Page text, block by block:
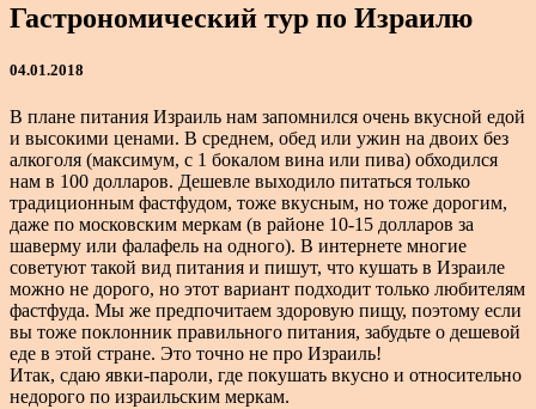
Гастрономический тур по Израилю
04.01.2018
В плане питания Израиль нам запомнился очень вкусной едой
и высокими ценами. В среднем, обед или ужин на двоих без
алкоголя (максимум, с 1 бокалом вина или пива) обходился
нам в 100 долларов. Дешевле выходило питаться только
традиционным фастфудом, тоже вкусным, но тоже дорогим,
даже по московским меркам (в районе 10-15 долларов за
шаверму или фалафель на одного). В интернете многие
советуют такой вид питания и пишут, что кушать в Израиле
можно не дорого, но этот вариант подходит только любителям
фастфуда. Мы же предпочитаем здоровую пищу, поэтому если
вы тоже поклонник правильного питания, забудьте о дешевой
еде в этой стране. Это точно не про Израиль!
Итак, сдаю явки-пароли, где покушать вкусно и относительно
недорого по израильским меркам.